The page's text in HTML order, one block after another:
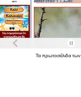
Ταπρωτοσέλιδατων